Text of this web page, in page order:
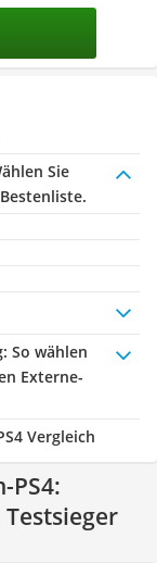
Sie
: So wählen
Externe-
Vergleich
PS4: